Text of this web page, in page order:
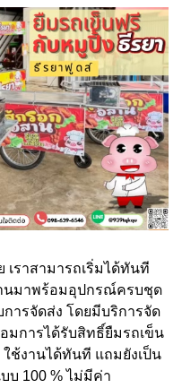
ราสามารถเริ่มได้ทันที
านมาพร้อมอุปกรณ์ครบชุด
ารจัดส่ง โดยมีบริการจัด
มการได้รับสิทธิ์ยืมรถเข็น
ช้งานได้ทันที แถมยังเป็น
บ 100 % ไม่มีค่า